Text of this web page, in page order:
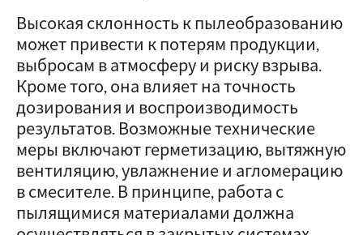
Высокая склонность к пылеобразованию
может привести к потерям продукции,
выбросам в атмосферу и риску взрыва.
Кроме того, она влияет на точность
дозирования и воспроизводимость
результатов. Возможные технические
меры включают герметизацию, вытяжную
вентиляцию, увлажнение и агломерацию
в смесителе. В принципе, работа с
пылящимися материалами должна